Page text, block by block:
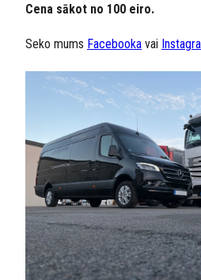
Cena sākot no 100 eiro.
Seko mums Facebooka vai